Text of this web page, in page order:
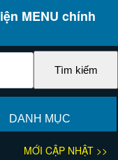
MENU chính
DANH MỤC
MỚI CẬP NHẬT >>